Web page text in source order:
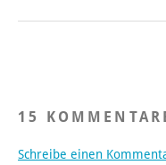
15
Schreibe einen